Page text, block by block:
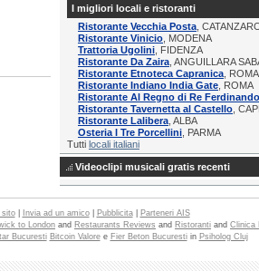
I migliori locali e ristoranti
Ristorante Vecchia Posta ,
Ristorante Vinicio , MODENA
Trattoria Ugolini , FIDENZA
Ristorante Da Zaira , ANGUILLARA
Ristorante Etnoteca Capranica , ROMA
Ristorante Indiano India Gate , ROMA
Ristorante Al Regno di Re
Ristorante Tavernetta al Castello ,
Ristorante Lalibera , ALBA
Osteria I Tre Porcellini , PARMA
Tutti locali italiani
Videoclipi musicali gratis recenti
sito| Invia ad un amico| Pubblicita|
Parteneri AIS
to London and Restaurants Reviews and Ristoranti and Clinica
Bucuresti Bitcoin Valoree Fier Beton Bucurestiin Psiholog Cluj